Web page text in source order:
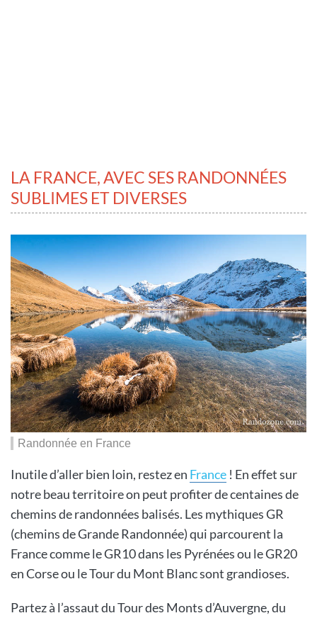
LA FRANCE, AVEC SES RANDONNÉES
SUBLIMES ET DIVERSES
Randonnée en France
Inutile d’aller bien loin, restez en France ! En effet sur
notre beau territoire on peut profiter de centaines de
chemins de randonnées balisés. Les mythiques GR
(chemins de Grande Randonnée) qui parcourent la
France comme le GR10 dans les Pyrénées ou le GR20
en Corse ou le Tour du Mont Blanc sont grandioses.
Partez à l’assaut du Tour des Monts d’Auvergne, du